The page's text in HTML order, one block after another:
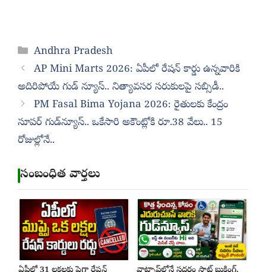
Categories
Andhra Pradesh
AP Mini Marts 2026: ఏపీలో రేషన్ కార్డు ఉన్నవారికి
అదిరిపోయే గుడ్ న్యూస్.. నిత్యావసర సరుకులపై సబ్సిడీ..
PM Fasal Bima Yojana 2026: రైతులకు కేంద్రం
సూపర్ గుడ్‌న్యూస్.. ఒకేసారి అకౌంట్లోకి రూ.38 వేలు.. 15
రోజుల్లోనే..
సంబంధిత వార్తలు